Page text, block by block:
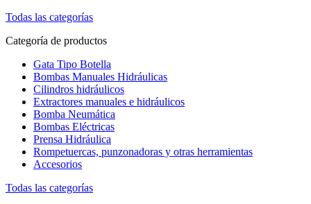
Todas las categorías
Categoría de productos
Gata Tipo Botella
Bombas Manuales Hidráulicas
Cilindros hidráulicos
Extractores manuales e hidráulicos
Bomba Neumática
Bombas Eléctricas
Prensa Hidráulica
Rompetuercas, punzonadoras y otras herramientas
Accesorios
Todas las categorías